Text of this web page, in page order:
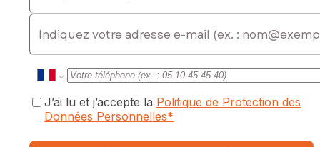
E-mail
J’ai lu et j’accepte la Politique de Protection des
Données Personnelles*